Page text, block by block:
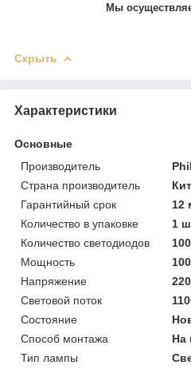
Мы
Скрыть
Характеристики
Основные
Производитель
Страна производитель
Гарантийный срок
12
Количество в упаковке
1
Количество светодиодов
Мощность
Напряжение
Световой поток
Состояние
Способ монтажа
На
Тип лампы